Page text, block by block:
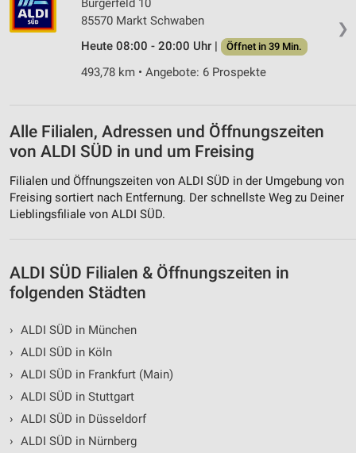
❯
Burgerfeld 10
85570 Markt Schwaben
Heute 08:00 - 20:00 Uhr |
Öffnet in 39 Min.
493,78 km • Angebote: 6 Prospekte
Alle Filialen, Adressen und Öffnungszeiten
von ALDI SÜD in und um Freising
Filialen und Öffnungszeiten von ALDI SÜD in der Umgebung von
Freising sortiert nach Entfernung. Der schnellste Weg zu Deiner
Lieblingsfiliale von ALDI SÜD.
ALDI SÜD Filialen & Öffnungszeiten in
folgenden Städten
› ALDI SÜD in München
› ALDI SÜD in Köln
› ALDI SÜD in Frankfurt (Main)
› ALDI SÜD in Stuttgart
› ALDI SÜD in Düsseldorf
› ALDI SÜD in Nürnberg
Werbung